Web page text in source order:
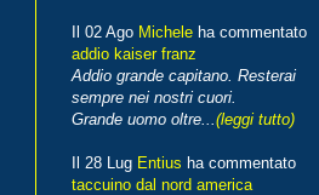
Il 02 Ago Michele ha commentato
addio kaiser franz
Addio grande capitano. Resterai
sempre nei nostri cuori.
Grande uomo oltre... (leggi tutto)
Il 28 Lug Entius ha commentato
taccuino dal nord america